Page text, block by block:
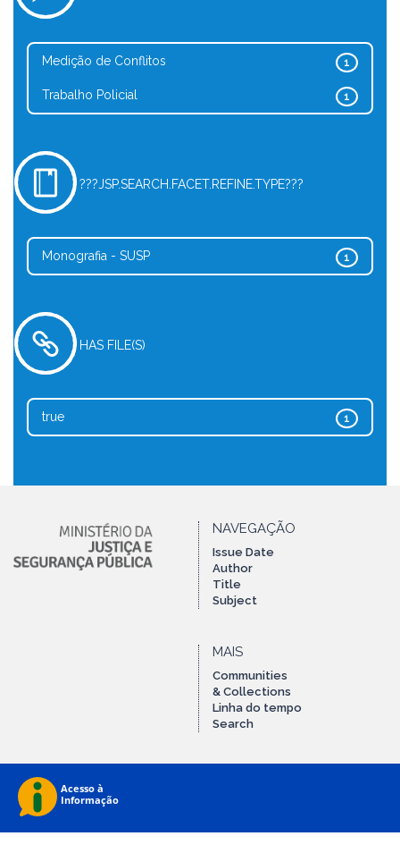
1
Medição de Conflitos
1
Trabalho Policial
???JSP.SEARCH.FACET.REFINE.TYPE???
1
Monografia - SUSP
HAS FILE(S)
1
true
NAVEGAÇÃO
Issue Date
Author
Title
Subject
MAIS
Communities
& Collections
Linha do tempo
Search